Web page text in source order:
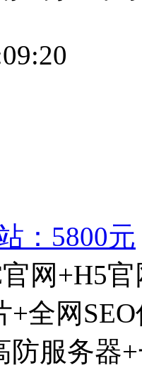
：5800元
网+H5
+全网
防服务器